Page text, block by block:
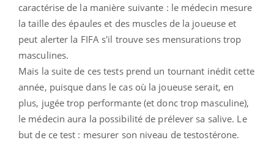
caractérise de la manière suivante : le médecin mesure
la taille des épaules et des muscles de la joueuse et
peut alerter la FIFA s'il trouve ses mensurations trop
masculines.
Mais la suite de ces tests prend un tournant inédit cette
année, puisque dans le cas où la joueuse serait, en
plus, jugée trop performante (et donc trop masculine),
le médecin aura la possibilité de prélever sa salive. Le
but de ce test : mesurer son niveau de testostérone.